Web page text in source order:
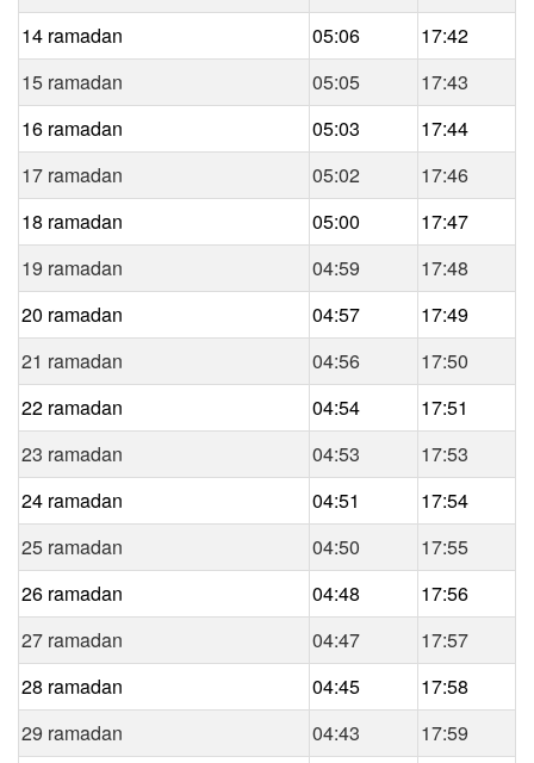
14 ramadan
05:06
17:42
15 ramadan
05:05
17:43
16 ramadan
05:03
17:44
17 ramadan
05:02
17:46
18 ramadan
05:00
17:47
19 ramadan
04:59
17:48
20 ramadan
04:57
17:49
21 ramadan
04:56
17:50
22 ramadan
04:54
17:51
23 ramadan
04:53
17:53
24 ramadan
04:51
17:54
25 ramadan
04:50
17:55
26 ramadan
04:48
17:56
27 ramadan
04:47
17:57
28 ramadan
04:45
17:58
29 ramadan
04:43
17:59